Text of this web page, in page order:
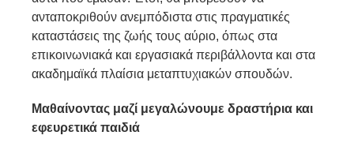
ανταποκριθούν ανεμπόδιστα στις πραγματικές
καταστάσεις της ζωής τους αύριο, όπως στα
επικοινωνιακά και εργασιακά περιβάλλοντα και στα
ακαδημαϊκά πλαίσια μεταπτυχιακών σπουδών.
Μαθαίνοντας μαζί μεγαλώνουμε δραστήρια και
εφευρετικά παιδιά